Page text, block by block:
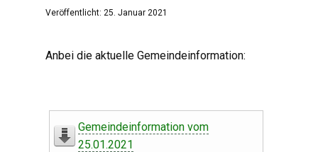
Veröffentlicht: 25. Januar 2021
Anbei die aktuelle Gemeindeinformation:
Gemeindeinformation vom
25.01.2021